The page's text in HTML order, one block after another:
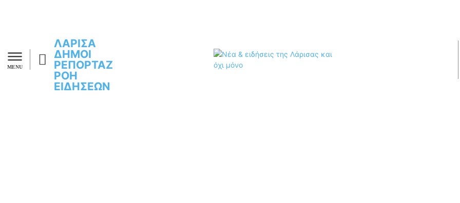
MENU
ΛΑΡΙΣΑ
ΔΗΜΟΙ
ΡΕΠΟΡΤΑΖ
ΡΟΗ
ΕΙΔΗΣΕΩΝ